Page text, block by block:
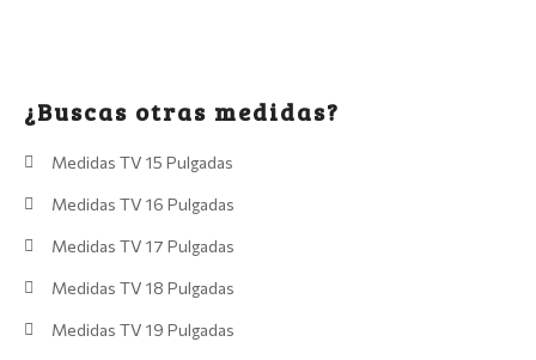
¿Buscas otras medidas?
Medidas TV 15 Pulgadas
Medidas TV 16 Pulgadas
Medidas TV 17 Pulgadas
Medidas TV 18 Pulgadas
Medidas TV 19 Pulgadas